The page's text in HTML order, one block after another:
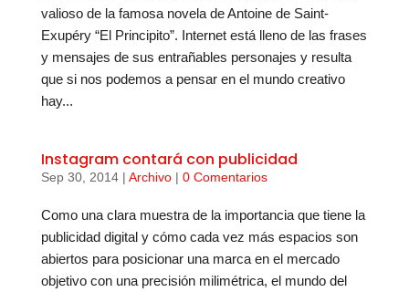
valioso de la famosa novela de Antoine de Saint-
Exupéry “El Principito”. Internet está lleno de las frases
y mensajes de sus entrañables personajes y resulta
que si nos podemos a pensar en el mundo creativo
hay...
Instagram contará con publicidad
Sep 30, 2014| Archivo| 0 Comentarios
Como una clara muestra de la importancia que tiene la
publicidad digital y cómo cada vez más espacios son
abiertos para posicionar una marca en el mercado
objetivo con una precisión milimétrica, el mundo del